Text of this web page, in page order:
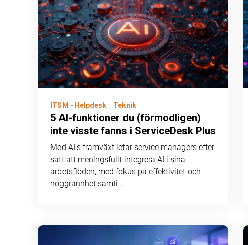
ITSM - Helpdesk Teknik
5 AI-funktioner du (förmodligen)
inte visste fanns i ServiceDesk Plus
Med AI:s framväxt letar service managers efter
sätt att meningsfullt integrera AI i sina
arbetsflöden, med fokus på effektivitet och
noggrannhet samti...